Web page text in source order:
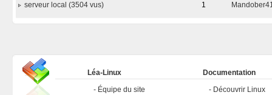
serveur local (3504 vus) 1
Léa-Linux
Équipe du site
Documentation
Découvrir Linux